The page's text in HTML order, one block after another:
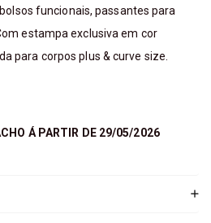
funcionais, passantes para
estampa exclusiva em cor
para corpos plus & curve size.
Á PARTIR DE 29/05/2026